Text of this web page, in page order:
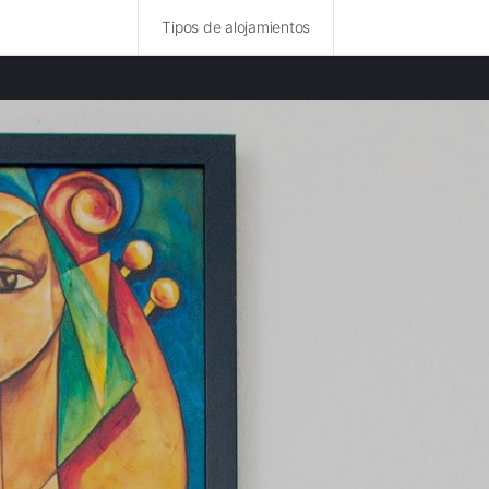
Tipos de alojamientos